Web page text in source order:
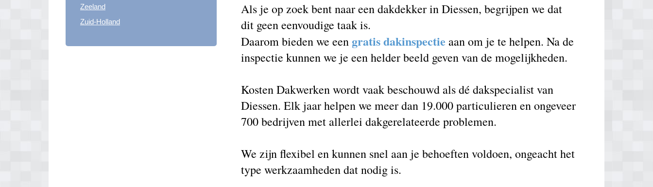
Zeeland
Zuid-Holland
Als je op zoek bent naar een dakdekker in Diessen, begrijpen we dat
dit geen eenvoudige taak is.
Daarom bieden we een gratis dakinspectie aan om je te helpen. Na de
inspectie kunnen we je een helder beeld geven van de mogelijkheden.
Kosten Dakwerken wordt vaak beschouwd als dé dakspecialist van
Diessen. Elk jaar helpen we meer dan 19.000 particulieren en ongeveer
700 bedrijven met allerlei dakgerelateerde problemen.
We zijn flexibel en kunnen snel aan je behoeften voldoen, ongeacht het
type werkzaamheden dat nodig is.